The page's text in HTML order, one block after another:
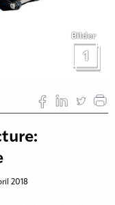
Bilder
1
2018